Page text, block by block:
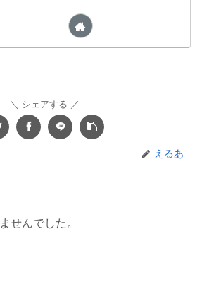
シェアする
えるあ
せんでした。